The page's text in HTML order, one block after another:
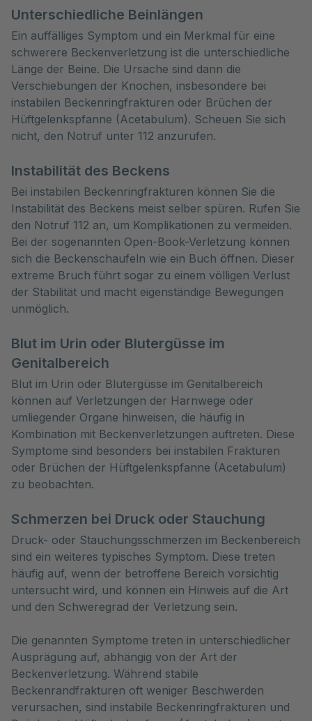
Unterschiedliche Beinlängen
Ein auffälliges Symptom und ein Merkmal für eine
schwerere Beckenverletzung ist die unterschiedliche
Länge der Beine. Die Ursache sind dann die
Verschiebungen der Knochen, insbesondere bei
instabilen Beckenringfrakturen oder Brüchen der
Hüftgelenkspfanne (Acetabulum). Scheuen Sie sich
nicht, den Notruf unter 112 anzurufen.
Instabilität des Beckens
Bei instabilen Beckenringfrakturen können Sie die
Instabilität des Beckens meist selber spüren. Rufen Sie
den Notruf 112 an, um Komplikationen zu vermeiden.
Bei der sogenannten Open-Book-Verletzung können
sich die Beckenschaufeln wie ein Buch öffnen. Dieser
extreme Bruch führt sogar zu einem völligen Verlust
der Stabilität und macht eigenständige Bewegungen
unmöglich.
Blut im Urin oder Blutergüsse im
Genitalbereich
Blut im Urin oder Blutergüsse im Genitalbereich
können auf Verletzungen der Harnwege oder
umliegender Organe hinweisen, die häufig in
Kombination mit Beckenverletzungen auftreten. Diese
Symptome sind besonders bei instabilen Frakturen
oder Brüchen der Hüftgelenkspfanne (Acetabulum)
zu beobachten.
Schmerzen bei Druck oder Stauchung
Druck- oder Stauchungsschmerzen im Beckenbereich
sind ein weiteres typisches Symptom. Diese treten
häufig auf, wenn der betroffene Bereich vorsichtig
untersucht wird, und können ein Hinweis auf die Art
und den Schweregrad der Verletzung sein.
Die genannten Symptome treten in unterschiedlicher
Ausprägung auf, abhängig von der Art der
Beckenverletzung. Während stabile
Beckenrandfrakturen oft weniger Beschwerden
verursachen, sind instabile Beckenringfrakturen und